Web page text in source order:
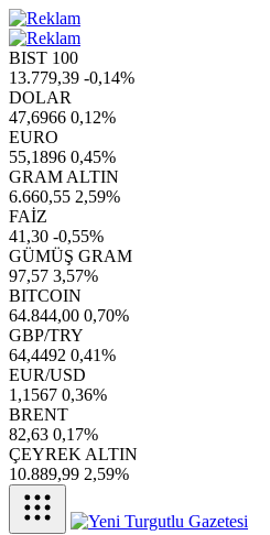
BIST 100
13.779,39 -0,14%
DOLAR
47,6966 0,12%
EURO
55,1896 0,45%
GRAM ALTIN
6.660,55 2,59%
FAİZ
41,30 -0,55%
GÜMÜŞ GRAM
97,57 3,57%
BITCOIN
64.844,00 0,70%
GBP/TRY
64,4492 0,41%
EUR/USD
1,1567 0,36%
BRENT
82,63 0,17%
ÇEYREK ALTIN
10.889,99 2,59%